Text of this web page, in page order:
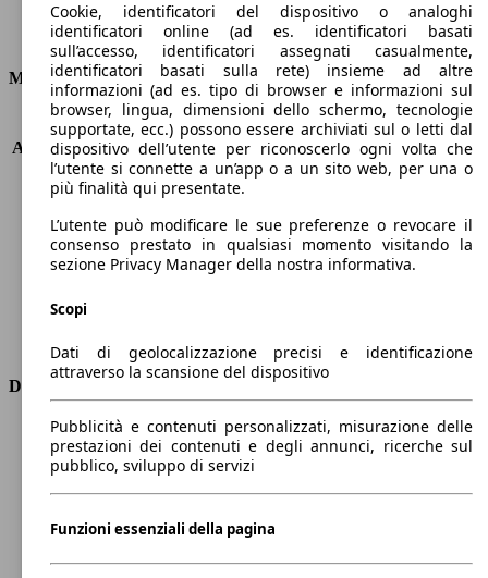
Consumi
Motore e Prestazioni
KW (PS)
88 kW (120 PS)
Accelerazione (0-100 km/h)
9.6s
Velocità massima (km/h)
190 km/h
Numero di marce
6
Coppia
300 nm
Cilindrata
1560 ccm
Carburante
Diesel
Trasmissione
Dimensioni
Lunghezza
4160 mm
Altezza
1560 mm
Larghezza
Peso massimo
-
Cookie, identificatori del dispositivo o analoghi
identificatori online (ad es. identificatori basati
sull’accesso, identificatori assegnati casualmente,
identificatori basati sulla rete) insieme ad altre
informazioni (ad es. tipo di browser e informazioni sul
browser, lingua, dimensioni dello schermo, tecnologie
supportate, ecc.) possono essere archiviati sul o letti dal
dispositivo dell’utente per riconoscerlo ogni volta che
l’utente si connette a un’app o a un sito web, per una o
più finalità qui presentate.
L’utente può modificare le sue preferenze o revocare il
consenso prestato in qualsiasi momento visitando la
sezione Privacy Manager della nostra informativa.
Scopi
Dati di geolocalizzazione precisi e identificazione
attraverso la scansione del dispositivo
Pubblicità e contenuti personalizzati, misurazione delle
prestazioni dei contenuti e degli annunci, ricerche sul
pubblico, sviluppo di servizi
Funzioni essenziali della pagina